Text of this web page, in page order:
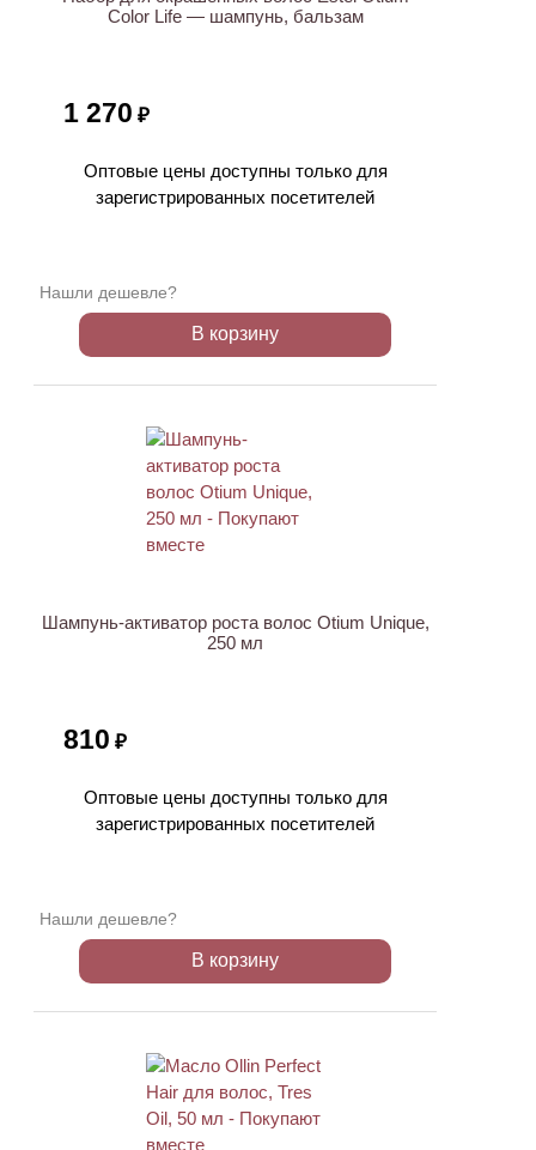
Color Life — шампунь, бальзам
1 270 ₽
Оптовые цены доступны только для
зарегистрированных посетителей
Нашли дешевле?
В корзину
Шампунь-активатор роста волос Otium Unique,
250 мл
810 ₽
Оптовые цены доступны только для
зарегистрированных посетителей
Нашли дешевле?
В корзину